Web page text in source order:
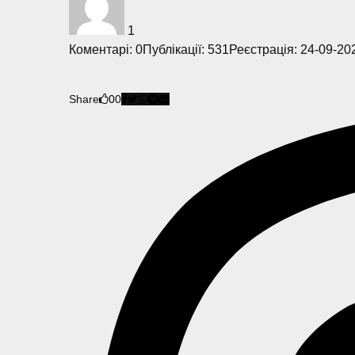
1
Коментарі: 0Публікації: 531Реєстрація: 24-09-
Share 00